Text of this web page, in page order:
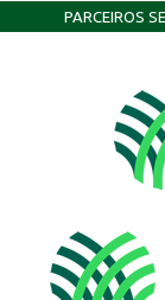
PARCEIROS